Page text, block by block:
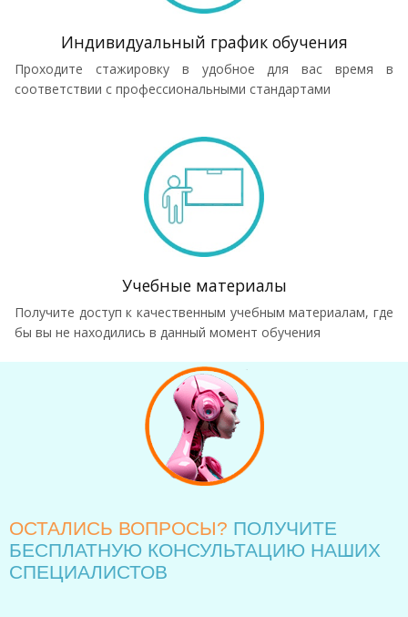
Индивидуальный график обучения
Проходите стажировку в удобное для вас время в
соответствии с профессиональными стандартами
Учебные материалы
Получите доступ к качественным учебным материалам, где
бы вы не находились в данный момент обучения